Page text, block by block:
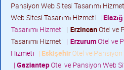
Pansiyon Web Sitesi Tasarımı
Web Sitesi Tasarımı Hizmeti | Elazığ
Tasarımı Hizmeti | ErzincanOtel ve
Tasarımı Hizmeti | ErzurumOtel ve
Hizmeti | Eskişehir Otel ve
| GaziantepOtel ve Pansiyon Web